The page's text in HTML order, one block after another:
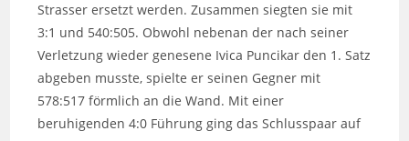
Strasser ersetzt werden. Zusammen siegten sie mit
3:1 und 540:505. Obwohl nebenan der nach seiner
Verletzung wieder genesene Ivica Puncikar den 1. Satz
abgeben musste, spielte er seinen Gegner mit
578:517 förmlich an die Wand. Mit einer
beruhigenden 4:0 Führung ging das Schlusspaar auf